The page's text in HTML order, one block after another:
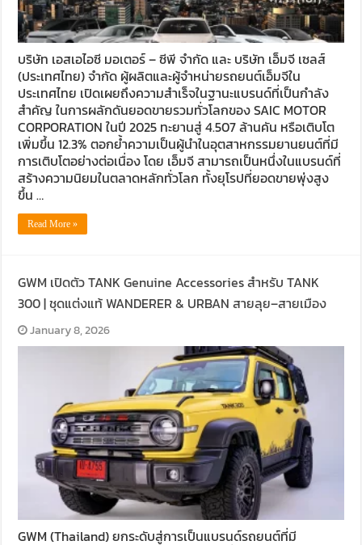
บริษัท เอสเอไอซี มอเตอร์ – ซีพี จำกัด และ บริษัท เอ็มจี เซลส์
(ประเทศไทย) จำกัด ผู้ผลิตและผู้จำหน่ายรถยนต์เอ็มจีใน
ประเทศไทย เปิดเผยถึงความสำเร็จในฐานะแบรนด์ที่เป็นกำลัง
สำคัญ ในการผลักดันยอดขายรวมทั่วโลกของ SAIC MOTOR
CORPORATION ในปี 2025 ทะยานสู่ 4.507 ล้านคัน หรือเติบโต
เพิ่มขึ้น 12.3% ตอกย้ำความเป็นผู้นำในอุตสาหกรรมยานยนต์ที่มี
การเติบโตอย่างต่อเนื่อง โดย เอ็มจี สามารถเป็นหนึ่งในแบรนด์ที่
สร้างความนิยมในตลาดหลักทั่วโลก ทั้งยุโรปที่ยอดขายพุ่งสูง
ขึ้น …
Read More »
GWM เปิดตัว TANK Genuine Accessories สำหรับ TANK
300 | ชุดแต่งแท้ WANDERER & URBAN สายลุย–สายเมือง
January 8, 2026
GWM (Thailand) ยกระดับสู่การเป็นแบรนด์รถยนต์ที่มี